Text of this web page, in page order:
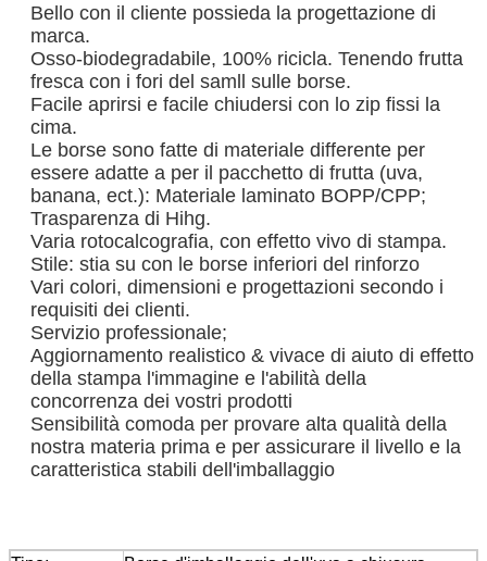
Bello con il cliente possieda la progettazione di
marca.
Osso-biodegradabile, 100% ricicla. Tenendo frutta
fresca con i fori del samll sulle borse.
Facile aprirsi e facile chiudersi con lo zip fissi la
cima.
Le borse sono fatte di materiale differente per
essere adatte a per il pacchetto di frutta (uva,
banana, ect.): Materiale laminato BOPP/CPP;
Trasparenza di Hihg.
Varia rotocalcografia, con effetto vivo di stampa.
Stile: stia su con le borse inferiori del rinforzo
Vari colori, dimensioni e progettazioni secondo i
requisiti dei clienti.
Servizio professionale;
Aggiornamento realistico & vivace di aiuto di effetto
della stampa l'immagine e l'abilità della
concorrenza dei vostri prodotti
Sensibilità comoda per provare alta qualità della
nostra materia prima e per assicurare il livello e la
caratteristica stabili dell'imballaggio